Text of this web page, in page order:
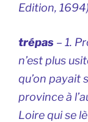
Edition, 1694)
trépas – 1.
n’est plus
qu’on payait
province à
Loire qui se